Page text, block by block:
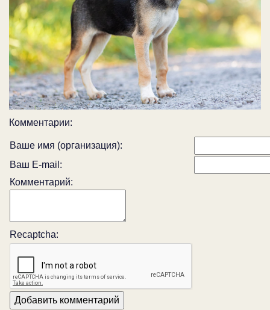
Комментарии:
Ваше имя (организация):
Ваш E-mail:
Комментарий:
Recaptcha: